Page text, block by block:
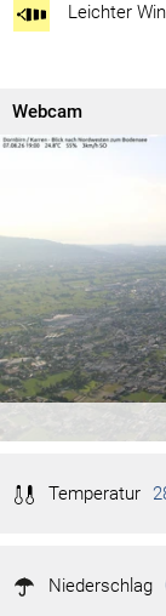
Leichter
Webcam
Temperatur
17,9 °C
Niederschlag